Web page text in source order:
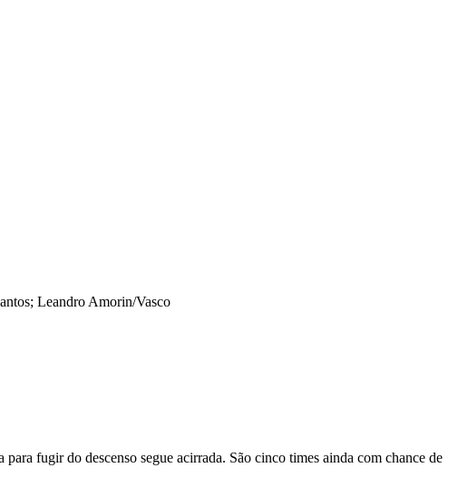
Leandro Amorin/Vasco
fugir do descenso segue acirrada. São cinco times ainda com chance de